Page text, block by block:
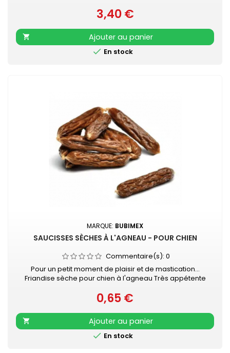
Prix
3,40 €

Ajouter au panier
 En stock
MARQUE: BUBIMEX
SAUCISSES SÈCHES À L'AGNEAU - POUR CHIEN
Commentaire(s): 0
Pour un petit moment de plaisir et de mastication...
Friandise sèche pour chien à l'agneau Très appétente
Prix
0,65 €

Ajouter au panier
 En stock